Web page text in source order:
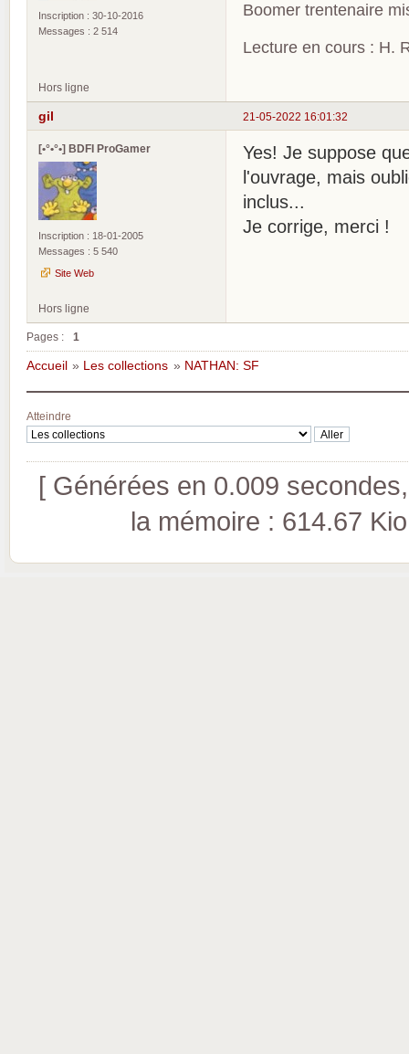
Inscription : 30-10-2016
Messages : 2 514
Boomer trentenaire
Lecture en cours : H.
Hors ligne
21-05-2022 16:01:32
gil
[•°•°•] BDFI ProGamer
Inscription : 18-01-2005
Messages : 5 540
Site Web
Yes! Je suppose
l'ouvrage, mais
inclus...
Je corrige, merci !
Hors ligne
Pages : 1
Accueil » Les collections » NATHAN: SF
Atteindre
[ Générées en 0.009
la mémoire : 614.67